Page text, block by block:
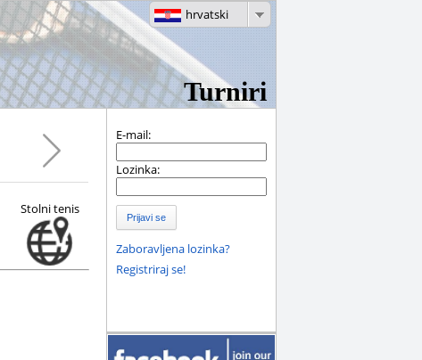
Turniri
hrvatski
Stolni tenis
E-mail:
Lozinka:
Prijavi se
Zaboravljena lozinka?
Registriraj se!